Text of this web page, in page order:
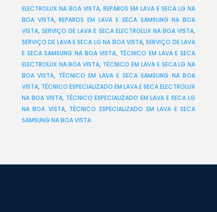
ELECTROLUX NA BOA VISTA,REPAROS EM LAVA E SECA LG NA
BOA VISTA,REPAROS EM LAVA E SECA SAMSUNG NA BOA
VISTA, SERVIÇO DE LAVA E SECA ELECTROLUX NA BOA VISTA,
SERVIÇO DE LAVA E SECA LG NA BOA VISTA,SERVIÇO DE LAVA
E SECA SAMSUNG NA BOA VISTA, TÉCNICO EM LAVA E SECA
ELECTROLUX NA BOA VISTA, TÉCNICO EM LAVA E SECA LG NA
BOA VISTA, TÉCNICO EM LAVA E SECA SAMSUNG NA BOA
VISTA, TÉCNICO ESPECIALIZADO EM LAVA E SECA ELECTROLUX
NA BOA VISTA, TÉCNICO ESPECIALIZADO EM LAVA E SECA LG
NA BOA VISTA, TÉCNICO ESPECIALIZADO EM LAVA E SECA
SAMSUNG NA BOA VISTA